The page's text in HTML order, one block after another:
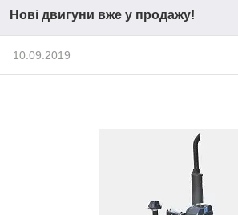
Нові двигуни вже у продажу!
10.09.2019